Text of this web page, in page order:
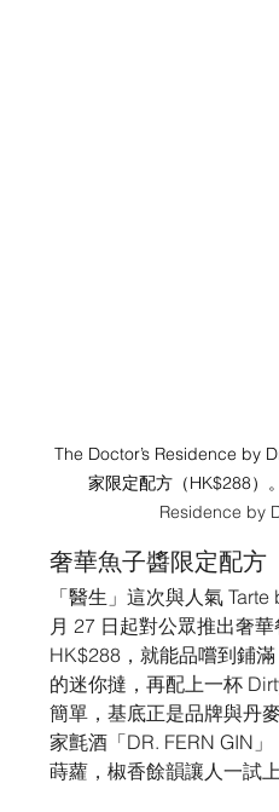
The Doctor’s Residence by
家限定配方（HK$288）
Residence by
奢華魚子醬限定配方
「醫生」這次與人氣
月 27 日起對公眾推出奢
HK$288，就能品嚐到鋪
的迷你撻，再配上一杯
簡單，基底正是品牌與丹
家氈酒「DR. FERN GIN
蒔蘿，椒香餘韻讓人一試上